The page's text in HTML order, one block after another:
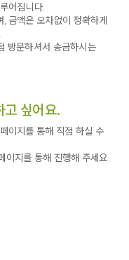
어집니다.
금액은 오차없이 정확하게
방문하셔서 송금하시는
고 싶어요.
이지를 통해 직접 하실 수
이지를 통해 진행해 주세요.